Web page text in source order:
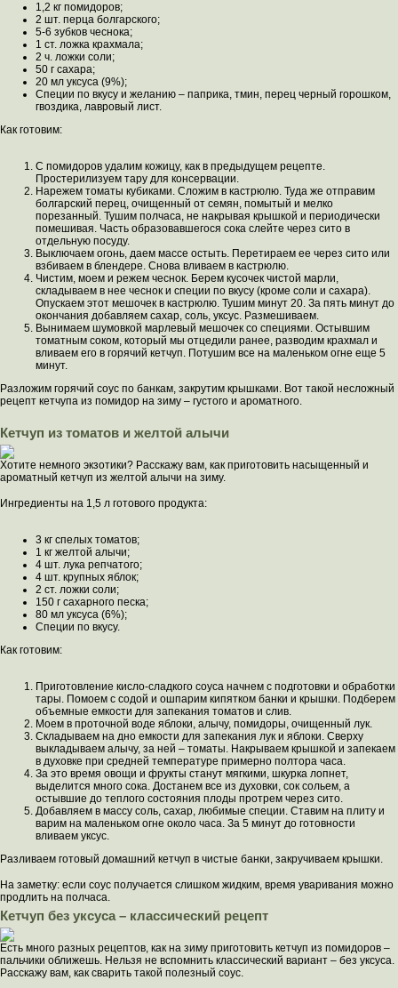
1,2 кг помидоров;
2 шт. перца болгарского;
5-6 зубков чеснока;
1 ст. ложка крахмала;
2 ч. ложки соли;
50 г сахара;
20 мл уксуса (9%);
Специи по вкусу и желанию – паприка, тмин, перец черный горошком,
гвоздика, лавровый лист.
Как готовим:
С помидоров удалим кожицу, как в предыдущем рецепте.
Простерилизуем тару для консервации.
Нарежем томаты кубиками. Сложим в кастрюлю. Туда же отправим
болгарский перец, очищенный от семян, помытый и мелко
порезанный. Тушим полчаса, не накрывая крышкой и периодически
помешивая. Часть образовавшегося сока слейте через сито в
отдельную посуду.
Выключаем огонь, даем массе остыть. Перетираем ее через сито или
взбиваем в блендере. Снова вливаем в кастрюлю.
Чистим, моем и режем чеснок. Берем кусочек чистой марли,
складываем в нее чеснок и специи по вкусу (кроме соли и сахара).
Опускаем этот мешочек в кастрюлю. Тушим минут 20. За пять минут до
окончания добавляем сахар, соль, уксус. Размешиваем.
Вынимаем шумовкой марлевый мешочек со специями. Остывшим
томатным соком, который мы отцедили ранее, разводим крахмал и
вливаем его в горячий кетчуп. Потушим все на маленьком огне еще 5
минут.
Разложим горячий соус по банкам, закрутим крышками. Вот такой несложный
рецепт кетчупа из помидор на зиму – густого и ароматного.
Кетчуп из томатов и желтой алычи
Хотите немного экзотики? Расскажу вам, как приготовить насыщенный и
ароматный кетчуп из желтой алычи на зиму.
Ингредиенты на 1,5 л готового продукта:
3 кг спелых томатов;
1 кг желтой алычи;
4 шт. лука репчатого;
4 шт. крупных яблок;
2 ст. ложки соли;
150 г сахарного песка;
80 мл уксуса (6%);
Специи по вкусу.
Как готовим:
Приготовление кисло-сладкого соуса начнем с подготовки и обработки
тары. Помоем с содой и ошпарим кипятком банки и крышки. Подберем
объемные емкости для запекания томатов и слив.
Моем в проточной воде яблоки, алычу, помидоры, очищенный лук.
Складываем на дно емкости для запекания лук и яблоки. Сверху
выкладываем алычу, за ней – томаты. Накрываем крышкой и запекаем
в духовке при средней температуре примерно полтора часа.
За это время овощи и фрукты станут мягкими, шкурка лопнет,
выделится много сока. Достанем все из духовки, сок сольем, а
остывшие до теплого состояния плоды протрем через сито.
Добавляем в массу соль, сахар, любимые специи. Ставим на плиту и
варим на маленьком огне около часа. За 5 минут до готовности
вливаем уксус.
Разливаем готовый домашний кетчуп в чистые банки, закручиваем крышки.
На заметку: если соус получается слишком жидким, время уваривания можно
продлить на полчаса.
Кетчуп без уксуса – классический рецепт
Есть много разных рецептов, как на зиму приготовить кетчуп из помидоров –
пальчики оближешь. Нельзя не вспомнить классический вариант – без уксуса.
Расскажу вам, как сварить такой полезный соус.